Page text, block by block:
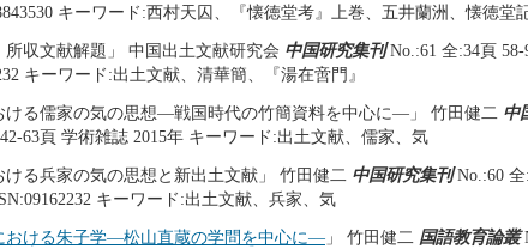
キーワード:西村天囚、『懐徳堂考』上巻、五井蘭洲、懐徳堂
所収文献解題」 中国出土文献研究会 中国研究集刊No.:61 全:34頁
キーワード:出土文献、清華簡、『湯在啻門』
ける儒家の気の思想―戦国時代の竹簡資料を中心に―」 竹田健二 中
63頁 学術雑誌 2015年 キーワード:出土文献、儒家、気
ける兵家の気の思想と新出土文献」 竹田健二 中国研究集刊No.:60 全
キーワード:出土文献、兵家、気
おける朱子学―松山直蔵の学問を中心に― 」 竹田健二 国語教育論叢